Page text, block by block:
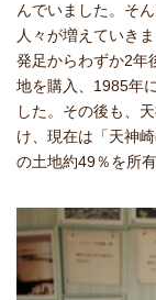
んでいました。そ
人々が増えていき
発足からわずか2年
地を購入、1985年
した。その後も、
け、現在は「天神
の土地約49％を所